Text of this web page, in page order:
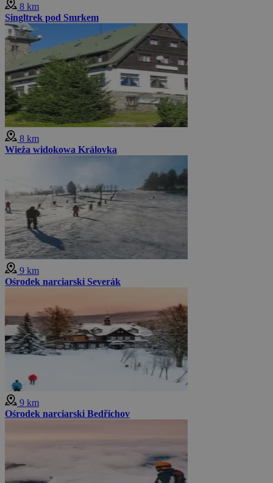
8 km
Singltrek pod Smrkem
8 km
Wieża widokowa Královka
9 km
Ośrodek narciarski Severák
9 km
Ośrodek narciarski Bedřichov